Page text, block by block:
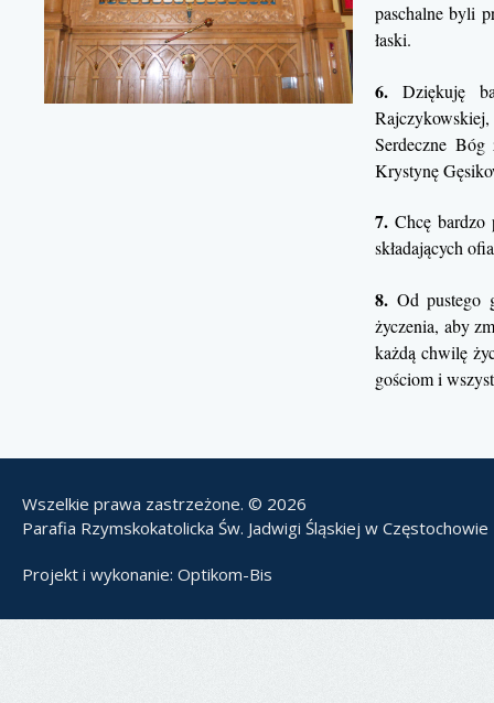
paschalne byli
łaski.
6. Dziękuję
Serdeczne Bóg
Krystynę
7. Chcę
składających
8. Od pustego
życzenia, aby
każdą chwilę
gościom i
Wszelkie prawa zastrzeżone. © 2026
Parafia Rzymskokatolicka Św. Jadwigi Śląskiej w Częstochowie
Projekt i wykonanie: Optikom-Bis